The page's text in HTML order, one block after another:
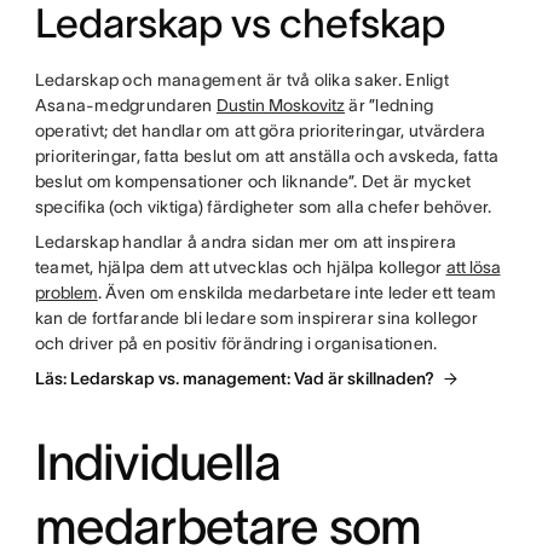
Ledarskap vs chefskap
Ledarskap och management är två olika saker. Enligt
Asana-medgrundaren Dustin Moskovitzär ”ledning
operativt; det handlar om att göra prioriteringar, utvärdera
prioriteringar, fatta beslut om att anställa och avskeda, fatta
beslut om kompensationer och liknande”. Det är mycket
specifika (och viktiga) färdigheter som alla chefer behöver.
Ledarskap handlar å andra sidan mer om att inspirera
teamet, hjälpa dem att utvecklas och hjälpa kollegor att lösa
problem. Även om enskilda medarbetare inte leder ett team
kan de fortfarande bli ledare som inspirerar sina kollegor
och driver på en positiv förändring i organisationen.
Läs: Ledarskap vs. management: Vad är skillnaden?
Individuella
medarbetare som